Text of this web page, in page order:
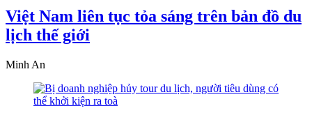
Việt Nam liên tục tỏa sáng trên bản đồ du
lịch thế giới
Minh An